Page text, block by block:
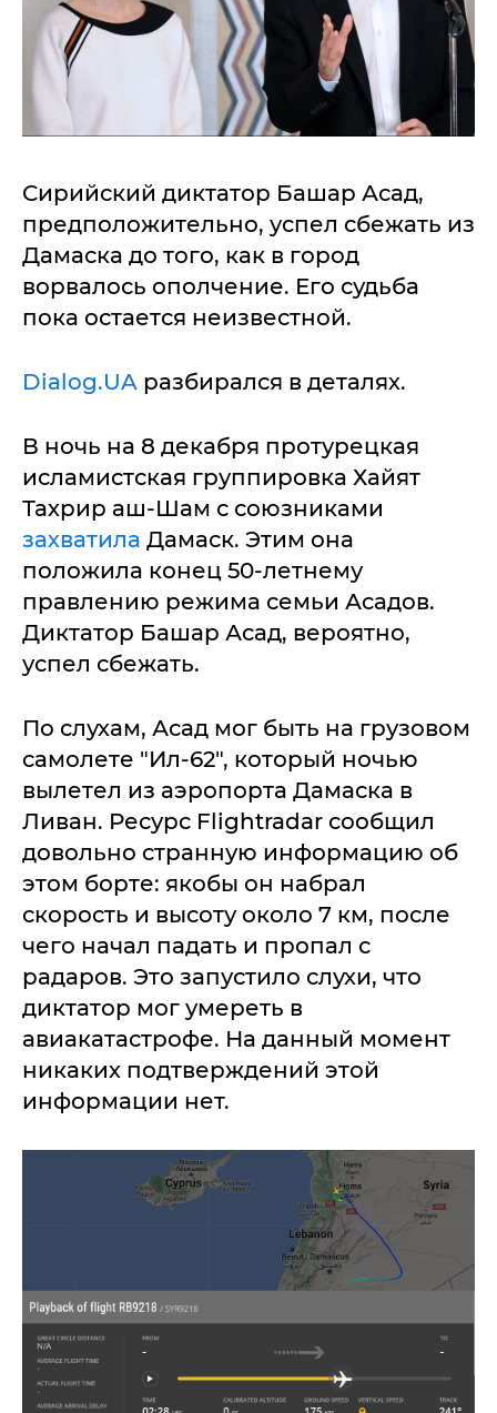
Сирийский диктатор Башар Асад,
предположительно, успел сбежать из
Дамаска до того, как в город
ворвалось ополчение. Его судьба
пока остается неизвестной.
Dialog.UA разбирался в деталях.
В ночь на 8 декабря протурецкая
исламистская группировка Хайят
Тахрир аш-Шам с союзниками
захватила Дамаск. Этим она
положила конец 50-летнему
правлению режима семьи Асадов.
Диктатор Башар Асад, вероятно,
успел сбежать.
По слухам, Асад мог быть на грузовом
самолете "Ил-62", который ночью
вылетел из аэропорта Дамаска в
Ливан. Ресурс Flightradar сообщил
довольно странную информацию об
этом борте: якобы он набрал
скорость и высоту около 7 км, после
чего начал падать и пропал с
радаров. Это запустило слухи, что
диктатор мог умереть в
авиакатастрофе. На данный момент
никаких подтверждений этой
информации нет.